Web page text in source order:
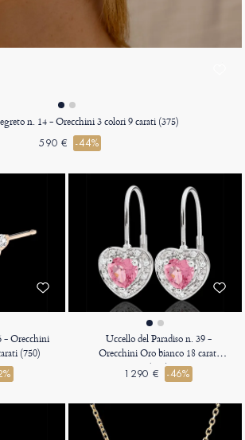
n. 14 - Orecchini 3 colori 9 carati (375)
590 € -44%
- Orecchini
(750)
Uccello del Paradiso n. 39 -
Orecchini Oro bianco 18 carati
(750)
1290 € -46%